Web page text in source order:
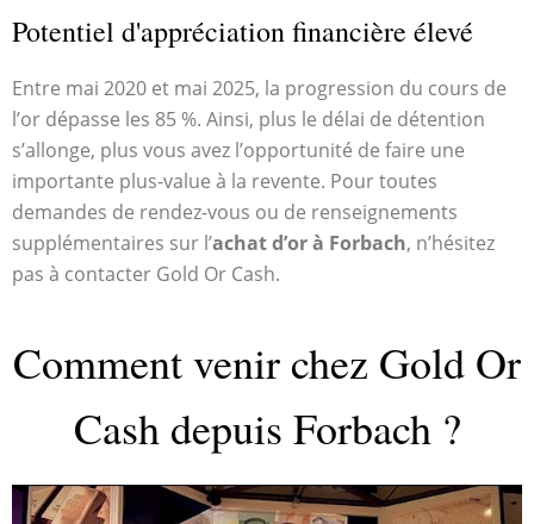
Potentiel d'appréciation financière élevé
Entre mai 2020 et mai 2025, la progression du cours de
l’or dépasse les 85 %. Ainsi, plus le délai de détention
s’allonge, plus vous avez l’opportunité de faire une
importante plus-value à la revente. Pour toutes
demandes de rendez-vous ou de renseignements
supplémentaires sur l’achat d’or à Forbach, n’hésitez
pas à contacter Gold Or Cash.
Comment venir chez Gold Or
Cash depuis Forbach ?